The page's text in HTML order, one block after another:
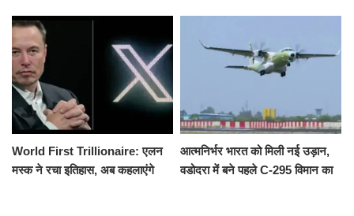
रौंदा, 4 की मौत
World First Trillionaire: एलन
मस्क ने रचा इतिहास, अब कहलाएंगे
आत्मनिर्भर भारत को मिली नई उड़ान,
वडोदरा में बने पहले C-295 विमान का